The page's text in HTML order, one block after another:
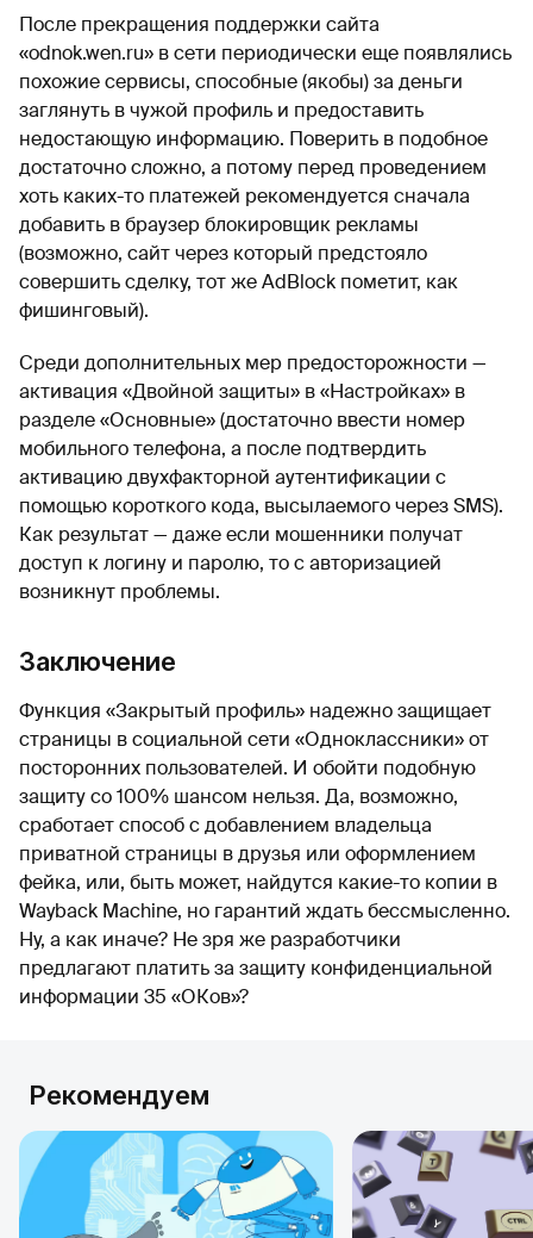
После прекращения поддержки сайта
«odnok.wen.ru» в сети периодически еще появлялись
похожие сервисы, способные (якобы) за деньги
заглянуть в чужой профиль и предоставить
недостающую информацию. Поверить в подобное
достаточно сложно, а потому перед проведением
хоть каких-то платежей рекомендуется сначала
добавить в браузер блокировщик рекламы
(возможно, сайт через который предстояло
совершить сделку, тот же AdBlock пометит, как
фишинговый).
Среди дополнительных мер предосторожности —
активация «Двойной защиты» в «Настройках» в
разделе «Основные» (достаточно ввести номер
мобильного телефона, а после подтвердить
активацию двухфакторной аутентификации с
помощью короткого кода, высылаемого через SMS).
Как результат — даже если мошенники получат
доступ к логину и паролю, то с авторизацией
возникнут проблемы.
Заключение
Функция «Закрытый профиль» надежно защищает
страницы в социальной сети «Одноклассники» от
посторонних пользователей. И обойти подобную
защиту со 100% шансом нельзя. Да, возможно,
сработает способ с добавлением владельца
приватной страницы в друзья или оформлением
фейка, или, быть может, найдутся какие-то копии в
Wayback Machine, но гарантий ждать бессмысленно.
Ну, а как иначе? Не зря же разработчики
предлагают платить за защиту конфиденциальной
информации 35 «ОКов»?
Рекомендуем